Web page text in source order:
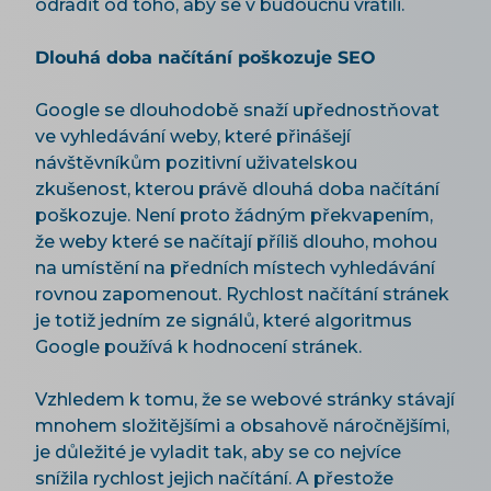
odradit od toho, aby se v budoucnu vrátili.
Dlouhá doba načítání poškozuje SEO
Google se dlouhodobě snaží upřednostňovat
ve vyhledávání weby, které přinášejí
návštěvníkům pozitivní uživatelskou
zkušenost, kterou právě dlouhá doba načítání
poškozuje. Není proto žádným překvapením,
že weby které se načítají příliš dlouho, mohou
na umístění na předních místech vyhledávání
rovnou zapomenout. Rychlost načítání stránek
je totiž jedním ze signálů, které algoritmus
Google používá k hodnocení stránek.
Vzhledem k tomu, že se webové stránky stávají
mnohem složitějšími a obsahově náročnějšími,
je důležité je vyladit tak, aby se co nejvíce
snížila rychlost jejich načítání. A přestože